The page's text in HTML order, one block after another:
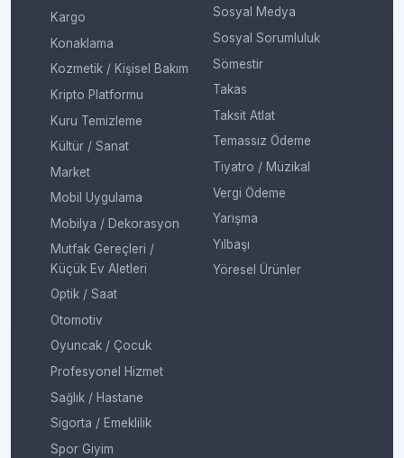
Kargo
Konaklama
Kozmetik / Kişisel Bakım
Kripto Platformu
Kuru Temizleme
Kültür / Sanat
Market
Mobil Uygulama
Mobilya / Dekorasyon
Mutfak Gereçleri /
Küçük Ev Aletleri
Optik / Saat
Otomotiv
Oyuncak / Çocuk
Profesyonel Hizmet
Sağlık / Hastane
Sigorta / Emeklilik
Spor Giyim
Sosyal Medya
Sosyal Sorumluluk
Sömestir
Takas
Taksit Atlat
Temassız Ödeme
Tiyatro / Müzikal
Vergi Ödeme
Yarışma
Yılbaşı
Yöresel Ürünler